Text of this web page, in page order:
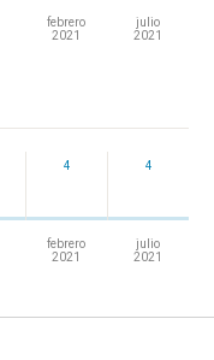
febrero
2021
julio
2021
4
febrero
2021
4
julio
2021